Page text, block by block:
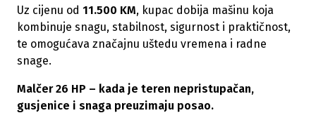
Uz cijenu od 11.500 KM, kupac dobija mašinu koja
kombinuje snagu, stabilnost, sigurnost i praktičnost,
te omogućava značajnu uštedu vremena i radne
snage.
Malčer 26 HP – kada je teren nepristupačan,
gusjenice i snaga preuzimaju posao.